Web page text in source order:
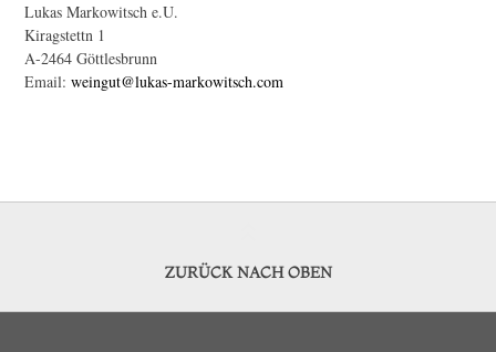
Lukas Markowitsch e.U.
Kiragstettn 1
A-2464 Göttlesbrunn
Email:weingut@lukas-markowitsch.com
ZURÜCK NACH OBEN